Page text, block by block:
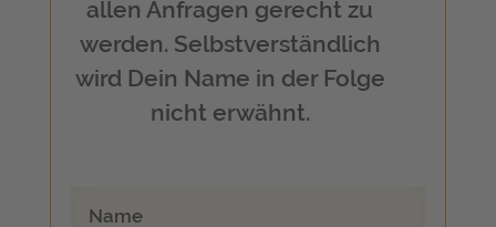
allen Anfragen gerecht zu
werden. Selbstverständlich
wird Dein Name in der Folge
nicht erwähnt.